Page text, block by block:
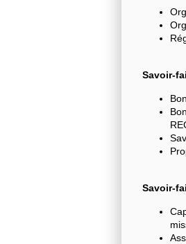
Savoir-
Savoir-